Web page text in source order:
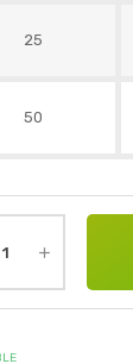
25
50